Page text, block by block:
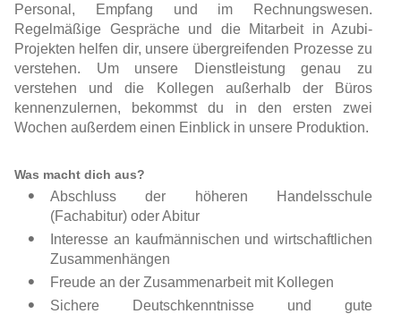
Personal, Empfang und im Rechnungswesen.
Regelmäßige Gespräche und die Mitarbeit in Azubi-
Projekten helfen dir, unsere übergreifenden Prozesse zu
verstehen. Um unsere Dienstleistung genau zu
verstehen und die Kollegen außerhalb der Büros
kennenzulernen, bekommst du in den ersten zwei
Wochen außerdem einen Einblick in unsere Produktion.
Was macht dich aus?
Abschluss der höheren Handelsschule
(Fachabitur) oder Abitur
Interesse an kaufmännischen und wirtschaftlichen
Zusammenhängen
Freude an der Zusammenarbeit mit Kollegen
Sichere Deutschkenntnisse und gute